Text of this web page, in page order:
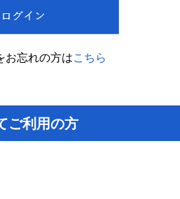
お忘れの方はこちら
ご利用の方